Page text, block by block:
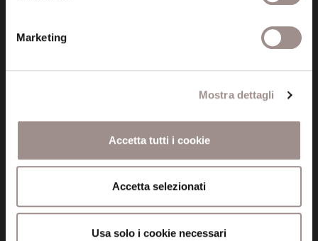
Marketing
Mostra dettagli
Accetta tutti i cookie
Accetta selezionati
Usa solo i cookie necessari
Whistleblowing